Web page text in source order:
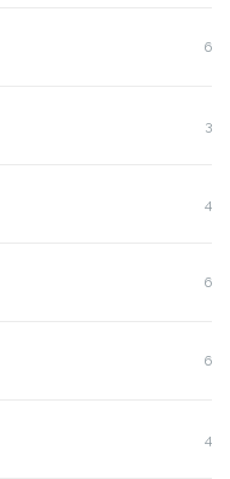
6
3
4
6
6
4